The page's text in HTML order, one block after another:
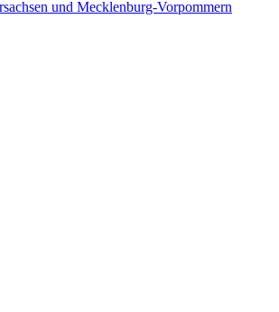
und Mecklenburg-Vorpommern